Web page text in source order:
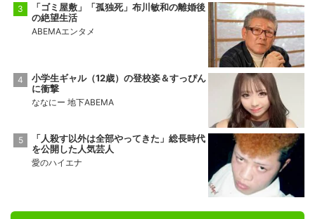
「ゴミ屋敷」「孤独死」布川敏和の離婚後
の絶望生活
ABEMAエンタメ
小学生ギャル（12歳）の登校姿＆すっぴん
に衝撃
ななにー 地下ABEMA
「人殺す以外は全部やってきた」総長時代
を公開した人気芸人
愛のハイエナ